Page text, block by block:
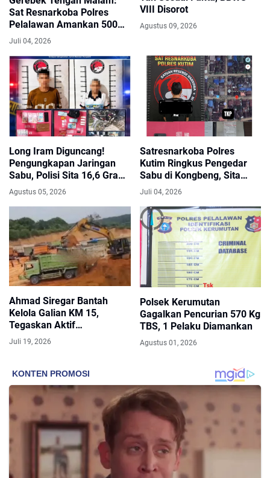
Sat Resnarkoba Polres
Pelalawan Amankan 500
Gram Sabu di Pangkalan
Kuras
Juli 04, 2026
VIII Disorot
Agustus 09, 2026
Long Iram Diguncang!
Pengungkapan Jaringan
Sabu, Polisi Sita 16,6 Gram
dan Buru Dua Buronan
Agustus 05, 2026
Satresnarkoba Polres
Kutim Ringkus Pengedar
Sabu di Kongbeng, Sita
1,82 Gram Barang Bukti
Juli 04, 2026
Ahmad Siregar Bantah
Kelola Galian KM 15,
Tegaskan Aktif
Berkontribusi untuk
Masyarakat
Juli 19, 2026
Polsek Kerumutan
Gagalkan Pencurian 570 Kg
TBS, 1 Pelaku Diamankan
Agustus 01, 2026